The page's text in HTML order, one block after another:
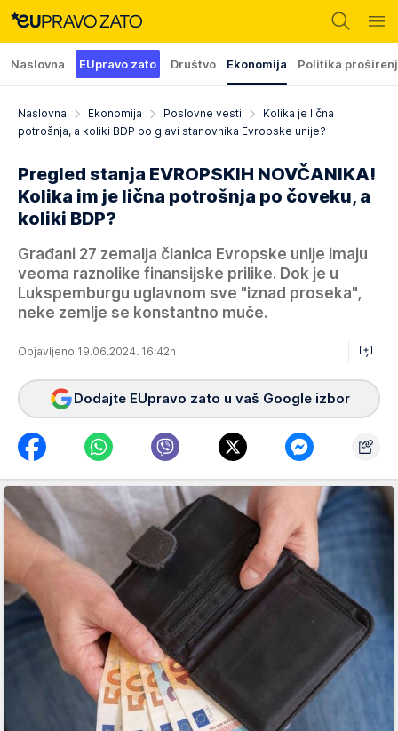
Naslovna EUpravo zato Društvo Ekonomija Politika
Naslovna Ekonomija Poslovne vesti
Kolika je lična
potrošnja, a koliki BDP po glavi stanovnika Evropske unije?
Pregled stanja EVROPSKIH NOVČANIKA!
Kolika im je lična potrošnja po čoveku, a
koliki BDP?
Građani 27 zemalja članica Evropske unije imaju
veoma raznolike finansijske prilike. Dok je u
Lukspemburgu uglavnom sve "iznad proseka",
neke zemlje se konstantno muče.
Objavljeno 19.06.2024. 16:42h
Dodajte EUpravo zato u vaš Google izbor